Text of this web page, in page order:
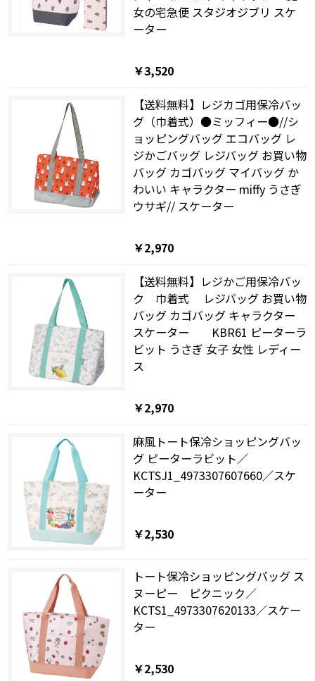
女の宅急便 スタジオジブリ スケ
ーター
￥3,520
【送料無料】レジカゴ用保冷バッ
グ（巾着式）●ミッフィー●//シ
ョッピングバッグ エコバッグ レ
ジかごバッグ レジバッグ お買い物
バッグ カゴバッグ マイバッグ か
わいい キャラクター miffy うさぎ
ウサギ// スケーター
￥2,970
【送料無料】レジかご用保冷バッ
ク 巾着式 レジバッグ お買い物
バッグ カゴバッグ キャラクター
スケーター KBR61 ピーターラ
ビット うさぎ 女子 女性 レディー
ス
￥2,970
麻風トート保冷ショッピングバッ
グ ピーターラビット／
KCTSJ1_4973307607660／スケ
ーター
￥2,530
トート保冷ショッピングバッグ ス
ヌーピー ピクニック／
KCTS1_4973307620133／スケー
ター
￥2,530